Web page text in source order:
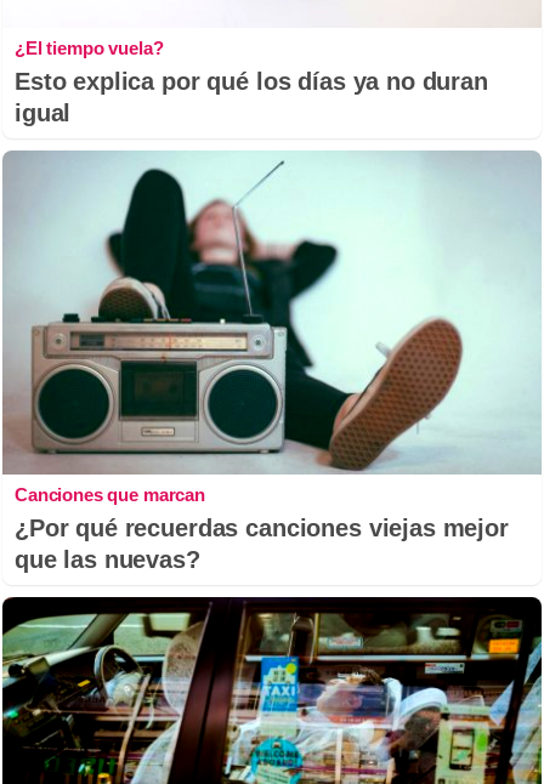
¿El tiempo vuela?
Esto explica por qué los días ya no duran
igual
Canciones que marcan
¿Por qué recuerdas canciones viejas mejor
que las nuevas?